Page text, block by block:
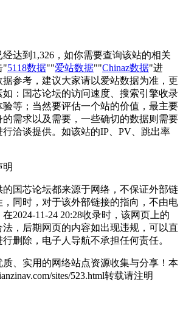
达到1,326，如你需要查询该站的相关
"5118数据""爱站数据""Chinaz数据"进
据参考，建议大家请以爱站数据为准，更
：国芯论坛的访问速度、搜索引擎收录
验等；当然要评估一个站的价值，最主要
需求以及需要，一些确切的数据则需要
洽谈提供。如该站的IP、PV、跳出率
明
国芯论坛都来源于网络，不保证外部链
同时，对于该外部链接的指向，不由电
2024-11-24 20:28收录时，该网页上的
，后期网页的内容如出现违规，可以直
删除，电子人导航不承担任何责任。
、实用的网络站点资源收集与分享！ 本
sites/523.html转载请注明